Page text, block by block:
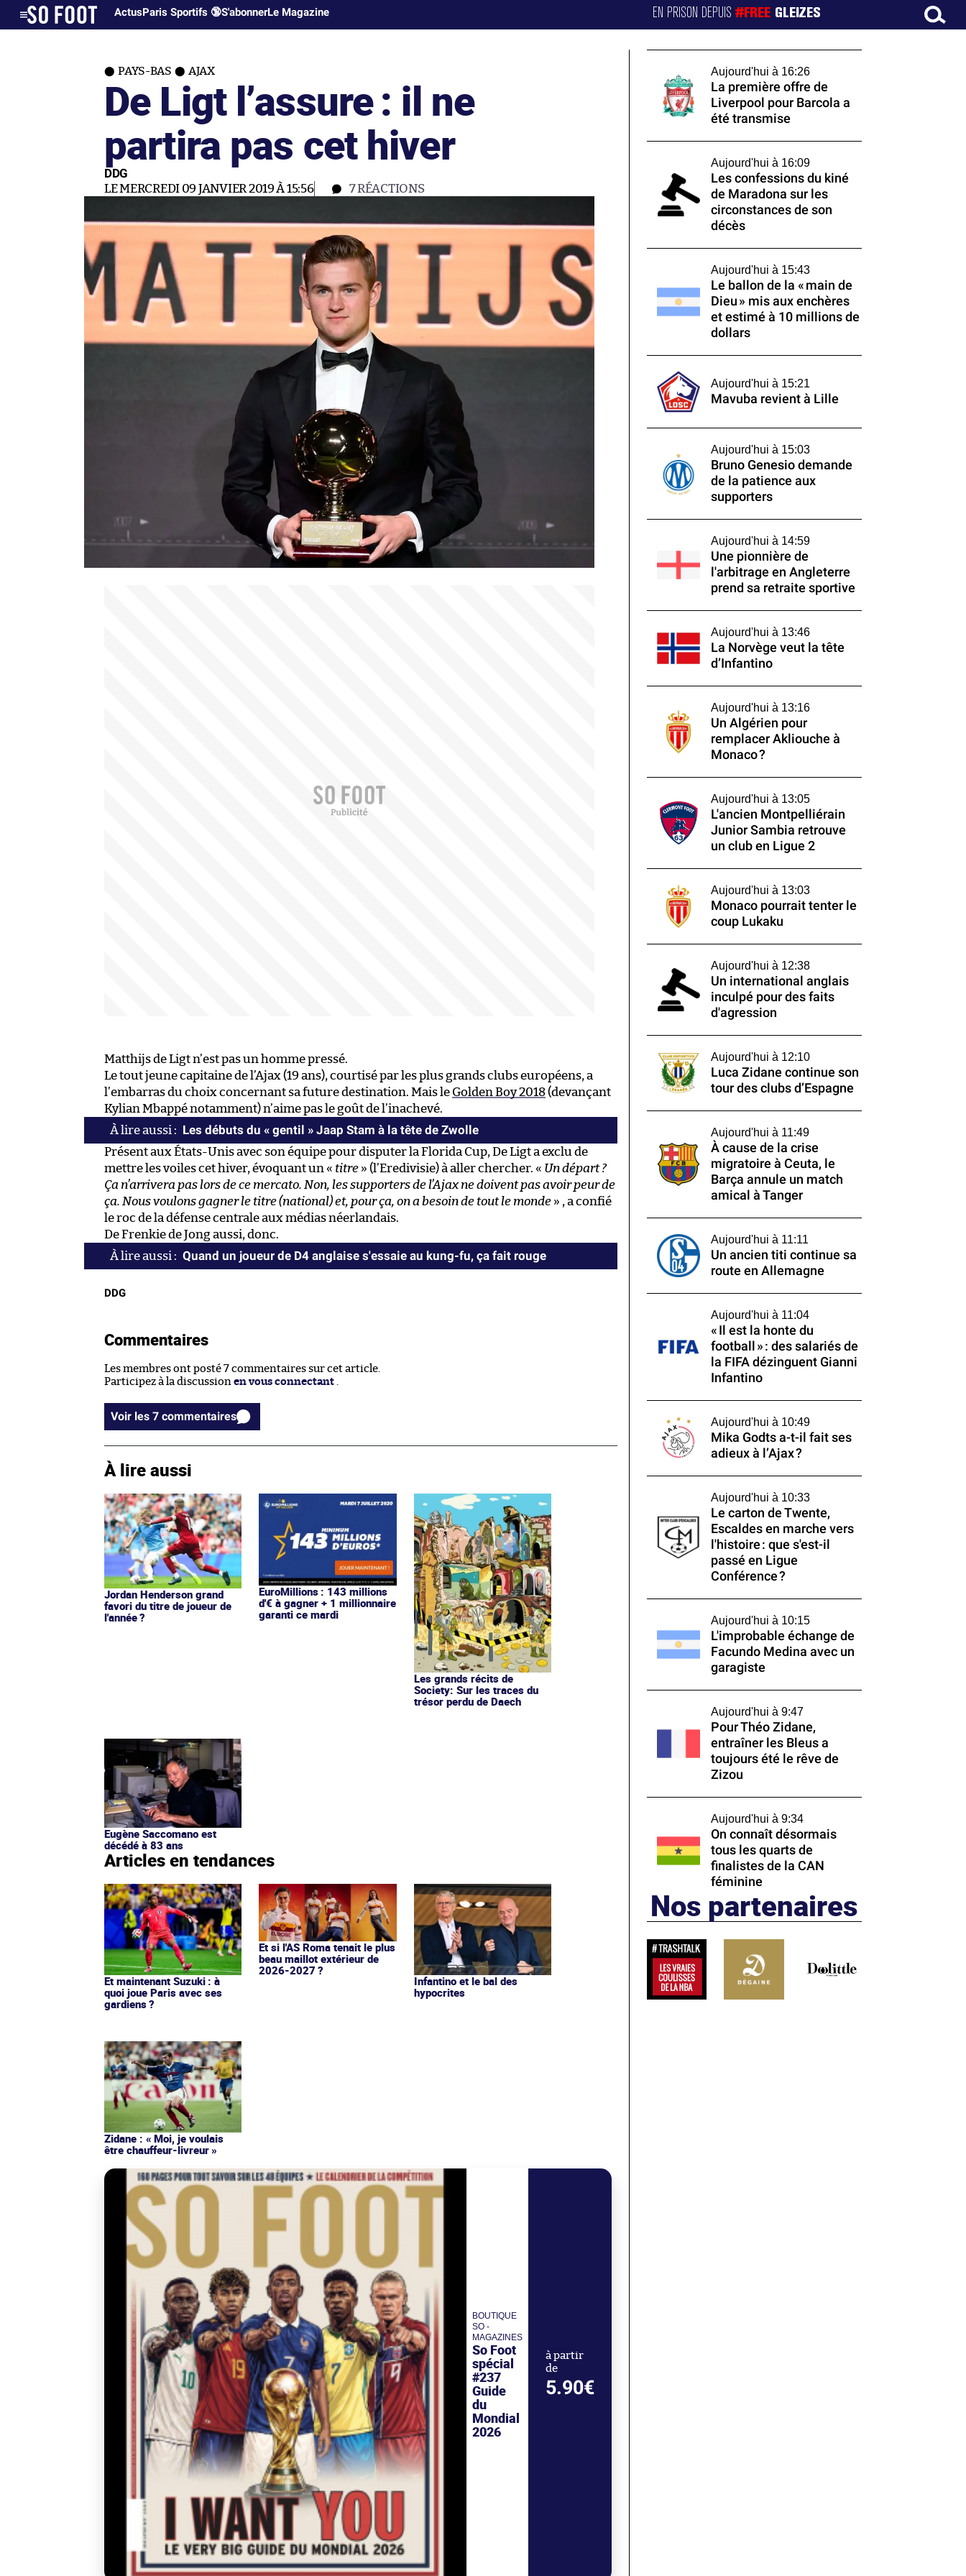
ActusParis Sportifs 🔞S'abonnerLe Magazine EN PRISON DEPUIS#FREE GLEIZES
PAYS-BAS AJAX
De Ligt l’assure : il ne
partira pas cet hiver
DDG
LE MERCREDI 09 JANVIER 2019 À 15:56 7RÉACTIONS
Matthijs de Ligt n’est pas un homme pressé.
Le tout jeune capitaine de l’Ajax (19 ans), courtisé par les plus grands clubs européens, a
l’embarras du choix concernant sa future destination. Mais le Golden Boy 2018(devançant
Kylian Mbappé notamment) n’aime pas le goût de l’inachevé.
Les débuts du « gentil » Jaap Stam à la tête de Zwolle
Présent aux États-Unis avec son équipe pour disputer la Florida Cup, De Ligt a exclu de
mettre les voiles cet hiver, évoquant un « titre » (l’Eredivisie) à aller chercher. « Un départ ?
Ça n’arrivera pas lors de ce mercato. Non, les supporters de l’Ajax ne doivent pas avoir peur de
ça. Nous voulons gagner le titre (national) et, pour ça, on a besoin de tout le monde » , a confié
le roc de la défense centrale aux médias néerlandais.
De Frenkie de Jong aussi, donc.
Quand un joueur de D4 anglaise s'essaie au kung-fu, ça fait rouge
DDG
Commentaires
Les membres ont posté 7 commentaires sur cet article.
Participez à la discussion en vous connectant .
Voir les 7 commentaires
À lire aussi
Jordan Henderson grand
favori du titre de joueur de
l'année ?
EuroMillions : 143 millions
d'€ à gagner + 1 millionnaire
garanti ce mardi
Les grands récits de
Society: Sur les traces du
trésor perdu de Daech
Eugène Saccomano est
décédé à 83 ans
Articles en tendances
Et maintenant Suzuki : à
quoi joue Paris avec ses
gardiens ?
Et si l'AS Roma tenait le plus
beau maillot extérieur de
2026-2027 ?
Infantino et le bal des
hypocrites
Zidane : « Moi, je voulais
être chauffeur-livreur »
BOUTIQUE
SO -
MAGAZINES
So Foot
spécial
#237
Guide
du
Mondial
2026
à partir
de
5.90€
Aujourd'hui à 16:26
La première offre de
Liverpool pour Barcola a
été transmise
Aujourd'hui à 16:09
Les confessions du kiné
de Maradona sur les
circonstances de son
décès
Aujourd'hui à 15:43
Le ballon de la « main de
Dieu » mis aux enchères
et estimé à 10 millions de
dollars
Aujourd'hui à 15:21
Mavuba revient à Lille
Aujourd'hui à 15:03
Bruno Genesio demande
de la patience aux
supporters
Aujourd'hui à 14:59
Une pionnière de
l'arbitrage en Angleterre
prend sa retraite sportive
Aujourd'hui à 13:46
La Norvège veut la tête
d’Infantino
Aujourd'hui à 13:16
Un Algérien pour
remplacer Akliouche à
Monaco ?
Aujourd'hui à 13:05
L'ancien Montpelliérain
Junior Sambia retrouve
un club en Ligue 2
Aujourd'hui à 13:03
Monaco pourrait tenter le
coup Lukaku
Aujourd'hui à 12:38
Un international anglais
inculpé pour des faits
d'agression
Aujourd'hui à 12:10
Luca Zidane continue son
tour des clubs d’Espagne
Aujourd'hui à 11:49
À cause de la crise
migratoire à Ceuta, le
Barça annule un match
amical à Tanger
Aujourd'hui à 11:11
Un ancien titi continue sa
route en Allemagne
Aujourd'hui à 11:04
« Il est la honte du
football » : des salariés de
la FIFA dézinguent Gianni
Infantino
Aujourd'hui à 10:49
Mika Godts a-t-il fait ses
adieux à l’Ajax ?
Aujourd'hui à 10:33
Le carton de Twente,
Escaldes en marche vers
l'histoire : que s'est-il
passé en Ligue
Conférence ?
Aujourd'hui à 10:15
L'improbable échange de
Facundo Medina avec un
garagiste
Aujourd'hui à 9:47
Pour Théo Zidane,
entraîner les Bleus a
toujours été le rêve de
Zizou
Aujourd'hui à 9:34
On connaît désormais
tous les quarts de
finalistes de la CAN
féminine
Nos partenaires